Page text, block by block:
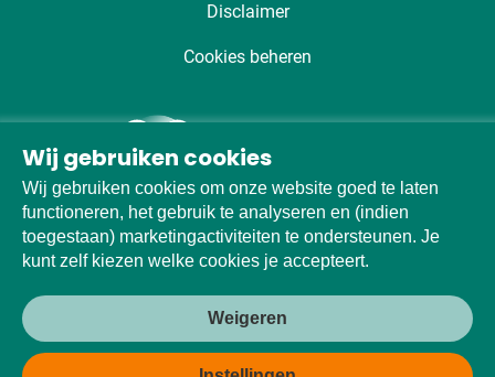
Wij gebruiken cookies
Wij gebruiken cookies om onze website goed te laten
functioneren, het gebruik te analyseren en (indien
toegestaan) marketingactiviteiten te ondersteunen. Je
kunt zelf kiezen welke cookies je accepteert.
Weigeren
Disclaimer
Cookies beheren